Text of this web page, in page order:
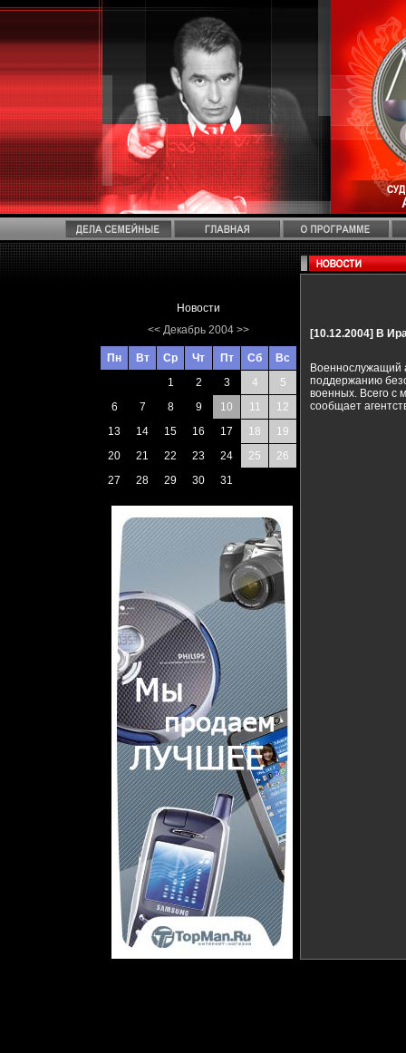
Новости
<< Декабрь 2004 >>
Пн Вт Ср Чт Пт Сб
Вс
1
2 3 4
5
6
7 8 9 10 11
12
13
14 15 16 17 18
19
20
21 22 23 24 25
26
27
28 29 30 31
[10.12.2004] В
Военнослужащий
поддержанию
военных. Всего с
сообщает